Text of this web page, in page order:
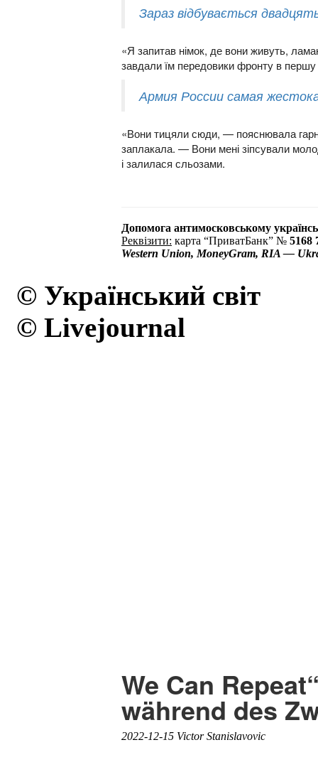
Зараз відбувається
«Я запитав німок, де вони живуть,
завдали їм передовики фронту в першу
Армия России самая
«Вони тицяли сюди, — пояснювала
заплакала. — Вони мені зіпсували
і залилася сльозами.
Допомога антимосковському
Реквізити: карта “ПриватБанк” № 5168
Western Union, MoneyGram, RIA —
© Український світ
© Livejournal
We Can
während des
2022-12-15 Victor Stanislavovic